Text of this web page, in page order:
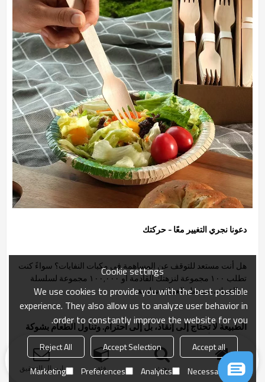
دعونا نجري التغيير معًا - حركتك
هل أنت مستعد للتوقف عن المساهمة في مكبات النفايات؟ سواءً كنت
تطلب ١٠٠ مجموعة لنزهتك القادمة أو ١٠٠,٠٠٠ مجموعة لسلسلة
مطاعمك، سنجعل العملية سلسة.
الطبيعة لا تحتاج إلى إنقاذ، بل إلى احترام. وتناول الطعام بشوكة
خشبية هو أفضل طريقة لإظهار ذلك.
منزل بحث فئة ارسال التحقيق
Cookie settings
We use cookies to provide you with the best possible
experience. They also allow us to analyze user behavior in
order to constantly improve the website for you.
Accept all
Accept Selection
Reject All
Necessary
Analytics
Preferences
Marketing